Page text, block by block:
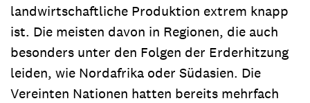
landwirtschaftliche Produktion extrem knapp
ist. Die meisten davon in Regionen, die auch
besonders unter den Folgen der Erderhitzung
leiden, wie Nordafrika oder Südasien. Die
Vereinten Nationen hatten bereits mehrfach